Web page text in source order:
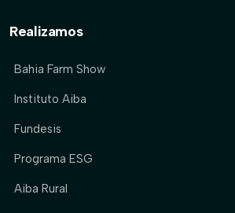
Realizamos
Bahia Farm Show
Instituto Aiba
Fundesis
Programa ESG
Aiba Rural